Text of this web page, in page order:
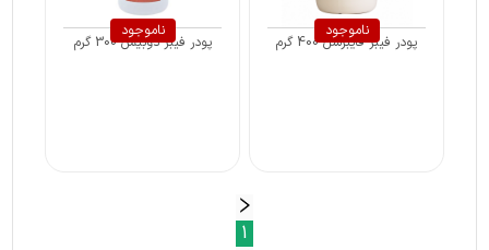
ناموجود
پودر فیبر فایبرسل 400 گرم
ناموجود
پودر فیبر دوبیس 300 گرم
1